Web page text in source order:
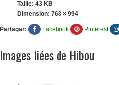
Taille: 43 KB
Dimension: 768 × 994
Partagar: Facebook Pinterest
Images liées de Hibou